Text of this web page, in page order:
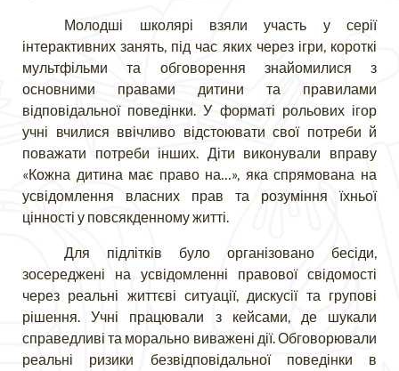
Молодші школярі взяли участь у серії
інтерактивних занять, під час яких через ігри, короткі
мультфільми та обговорення знайомилися з
основними правами дитини та правилами
відповідальної поведінки. У форматі рольових ігор
учні вчилися ввічливо відстоювати свої потреби й
поважати потреби інших. Діти виконували вправу
«Кожна дитина має право на…», яка спрямована на
усвідомлення власних прав та розуміння їхньої
цінності у повсякденному житті.
Для підлітків було організовано бесіди,
зосереджені на усвідомленні правової свідомості
через реальні життєві ситуації, дискусії та групові
рішення. Учні працювали з кейсами, де шукали
справедливі та морально виважені дії. Обговорювали
реальні ризики безвідповідальної поведінки в